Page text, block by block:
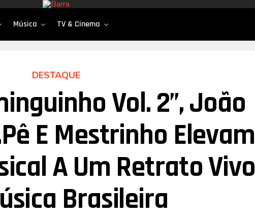
Música TV & Cinema
DESTAQUE
Vol. 2”, João
E Mestrinho Elevam
A Um Retrato Vivo
Brasileira